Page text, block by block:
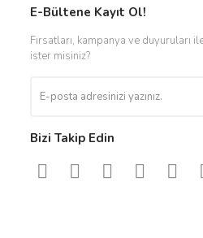
E-Bültene Kayıt Ol!
Fırsatları, kampanya ve duyuruları
ister misiniz?
Bizi Takip Edin